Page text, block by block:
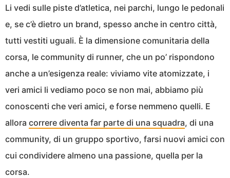
Li vedi sulle piste d’atletica, nei parchi, lungo le pedonali
e, se c’è dietro un brand, spesso anche in centro città,
tutti vestiti uguali. È la dimensione comunitaria della
corsa, le community di runner, che un po’ rispondono
anche a un’esigenza reale: viviamo vite atomizzate, i
veri amici li vediamo poco se non mai, abbiamo più
conoscenti che veri amici, e forse nemmeno quelli. E
allora correre diventa far parte di una squadra, di una
community, di un gruppo sportivo, farsi nuovi amici con
cui condividere almeno una passione, quella per la
corsa.